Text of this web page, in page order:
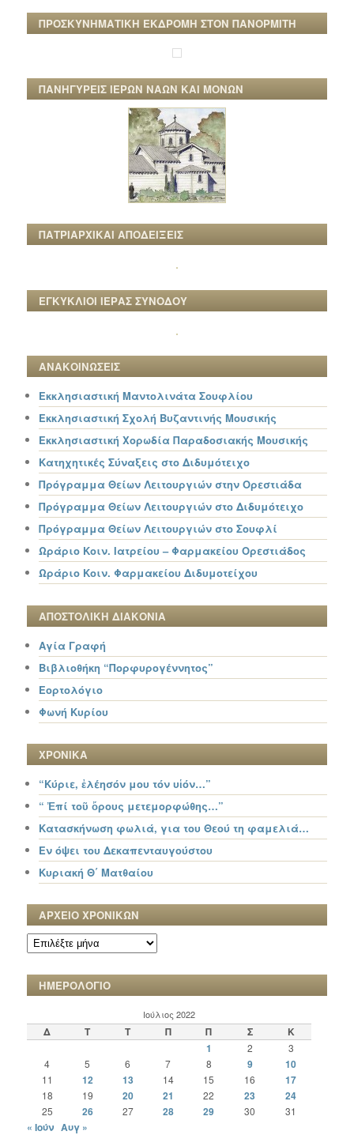
ΠΡΟΣΚΥΝΗΜΑΤΙΚΗ ΕΚΔΡΟΜΗ ΣΤΟΝ ΠΑΝΟΡΜΙΤΗ
ΠΑΝΗΓΥΡΕΙΣ ΙΕΡΩΝ ΝΑΩΝ ΚΑΙ ΜΟΝΩΝ
ΠΑΤΡΙΑΡΧΙΚΑΙ ΑΠΟΔΕΙΞΕΙΣ
ΕΓΚΥΚΛΙΟΙ ΙΕΡΑΣ ΣΥΝΟΔΟΥ
ΑΝΑΚΟΙΝΩΣΕΙΣ
Εκκλησιαστική Μαντολινάτα Σουφλίου
Εκκλησιαστική Σχολή Βυζαντινής Μουσικής
Εκκλησιαστική Χορωδία Παραδοσιακής Μουσικής
Κατηχητικές Σύναξεις στο Διδυμότειχο
Πρόγραμμα Θείων Λειτουργιών στην Ορεστιάδα
Πρόγραμμα Θείων Λειτουργιών στο Διδυμότειχο
Πρόγραμμα Θείων Λειτουργιών στο Σουφλί
Ωράριο Κοιν. Ιατρείου – Φαρμακείου Ορεστιάδος
Ωράριο Κοιν. Φαρμακείου Διδυμοτείχου
ΑΠΟΣΤΟΛΙΚΗ ΔΙΑΚΟΝΙΑ
Αγία Γραφή
Βιβλιοθήκη “Πορφυρογέννητος”
Εορτολόγιο
Φωνή Κυρίου
ΧΡΟΝΙΚΑ
“Κύριε, ἐλέησόν μου τόν υἱόν…”
“ Ἐπί τοῦ ὄρους μετεμορφώθης…”
Κατασκήνωση φωλιά, για του Θεού τη φαμελιά…
Εν όψει του Δεκαπενταυγούστου
Κυριακή Θ΄ Ματθαίου
ΑΡΧΕΙΟ ΧΡΟΝΙΚΩΝ
ΑΡΧΕΙΟ
ΧΡΟΝΙΚΩΝ
ΗΜΕΡΟΛΟΓΙΟ
Ιούλιος 2022
Δ Τ Τ Π Π Σ
Κ
1
2
3
4
5 6 7 8 9 10
11 12 13 14 15 16 17
18 19 20 21 22 23 24
25 26 27 28 29 30 31
« Ιούν Αυγ »